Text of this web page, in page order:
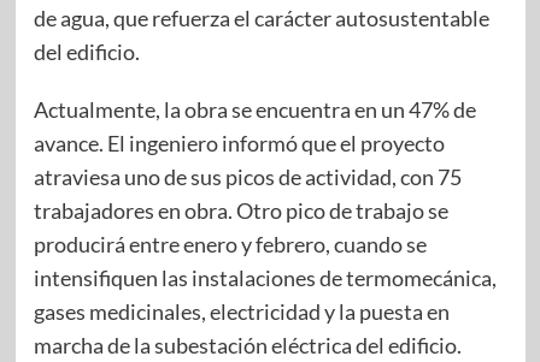
de agua, que refuerza el carácter autosustentable
del edificio.
Actualmente, la obra se encuentra en un 47% de
avance. El ingeniero informó que el proyecto
atraviesa uno de sus picos de actividad, con 75
trabajadores en obra. Otro pico de trabajo se
producirá entre enero y febrero, cuando se
intensifiquen las instalaciones de termomecánica,
gases medicinales, electricidad y la puesta en
marcha de la subestación eléctrica del edificio.